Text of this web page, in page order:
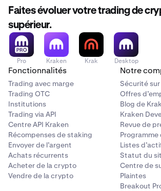
Faites évoluer votre trading de
supérieur.
Pro Kraken Krak Desktop
Fonctionnalités
Trading avec marge
Trading OTC
Institutions
Trading via API
Centre API Kraken
Récompenses de staking
Envoyer de l’argent
Achats récurrents
Acheter de la crypto
Vendre de la crypto
Notre
Sécurité
Offres
Blog de
Kraken
Revue de
Programme
Listes
Statut du
Centre de
Plaintes
Breakout